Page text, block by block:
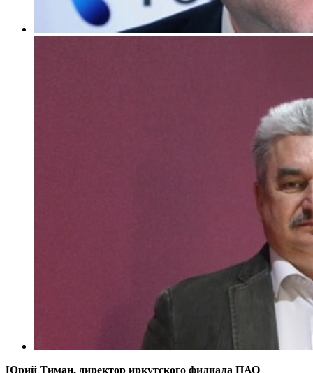
Юрий Тиман, директор иркутского филиала ПАО